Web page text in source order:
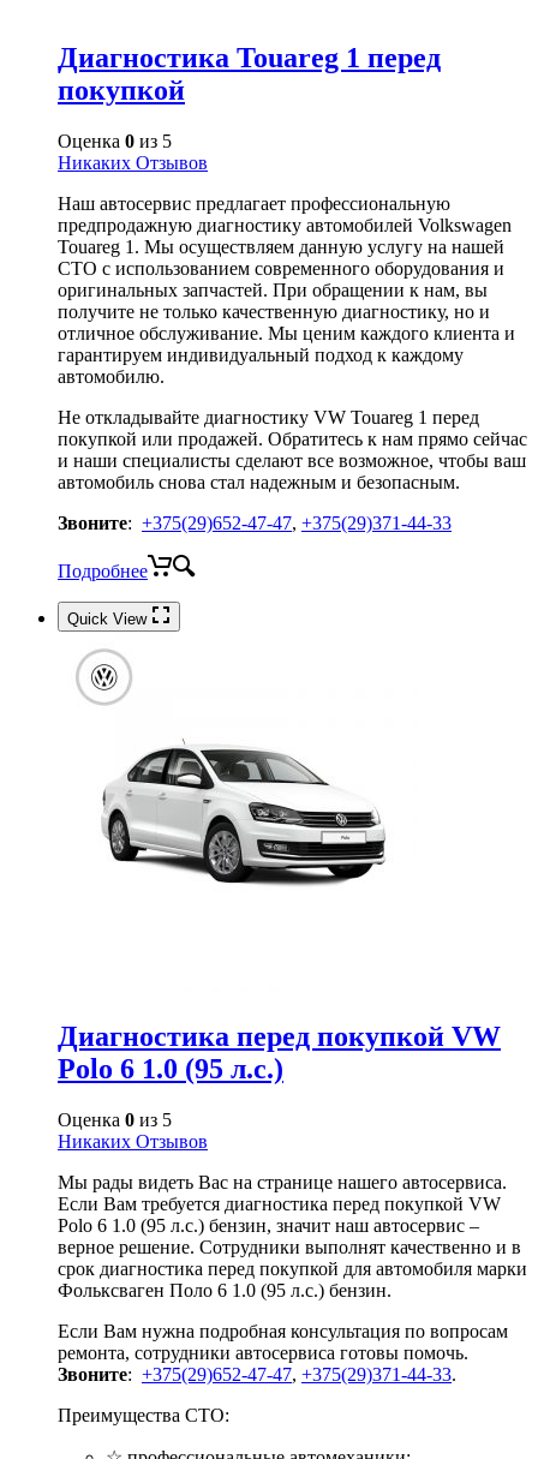
Диагностика Touareg 1 перед
покупкой
Оценка 0 из 5
Никаких Отзывов
Наш автосервис предлагает профессиональную
предпродажную диагностику автомобилей Volkswagen
Touareg 1. Мы осуществляем данную услугу на нашей
СТО с использованием современного оборудования и
оригинальных запчастей. При обращении к нам, вы
получите не только качественную диагностику, но и
отличное обслуживание. Мы ценим каждого клиента и
гарантируем индивидуальный подход к каждому
автомобилю.
Не откладывайте диагностику VW Touareg 1 перед
покупкой или продажей. Обратитесь к нам прямо сейчас
и наши специалисты сделают все возможное, чтобы ваш
автомобиль снова стал надежным и безопасным.
Звоните: +375(29)652-47-47, +375(29)371-44-33
Подробнее
Quick View
Диагностика перед покупкой VW
Polo 6 1.0 (95 л.с.)
Оценка 0 из 5
Никаких Отзывов
Мы рады видеть Вас на странице нашего автосервиса.
Если Вам требуется диагностика перед покупкой VW
Polo 6 1.0 (95 л.с.) бензин, значит наш автосервис –
верное решение. Сотрудники выполнят качественно и в
срок диагностика перед покупкой для автомобиля марки
Фольксваген Поло 6 1.0 (95 л.с.) бензин.
Если Вам нужна подробная консультация по вопросам
ремонта, сотрудники автосервиса готовы помочь.
Звоните: +375(29)652-47-47, +375(29)371-44-33.
Преимущества СТО: